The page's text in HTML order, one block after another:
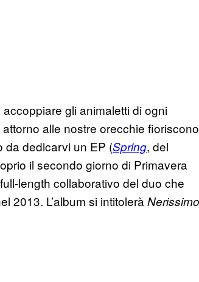
gli animaletti di ogni
alle nostre orecchie fioriscono
da dedicarvi un EP (Spring, del
il secondo giorno di Primavera
length collaborativo del duo che
2013. L’album si intitolerà Nerissimo